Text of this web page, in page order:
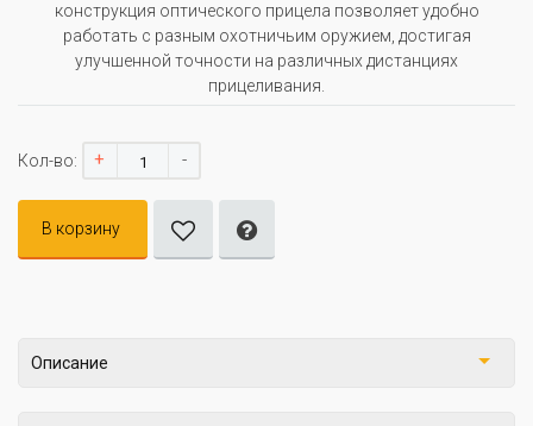
конструкция оптического прицела позволяет удобно
работать с разным охотничьим оружием, достигая
улучшенной точности на различных дистанциях
прицеливания.
Кол-во: + -
В корзину
Описание